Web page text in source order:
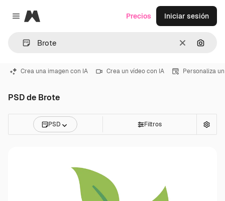
Close menu
Magnific
Borrar
Precios Iniciar sesión
Crea una imagen con IA Crea un vídeo con IA Personaliza
PSD de Brote
PSD Filtros